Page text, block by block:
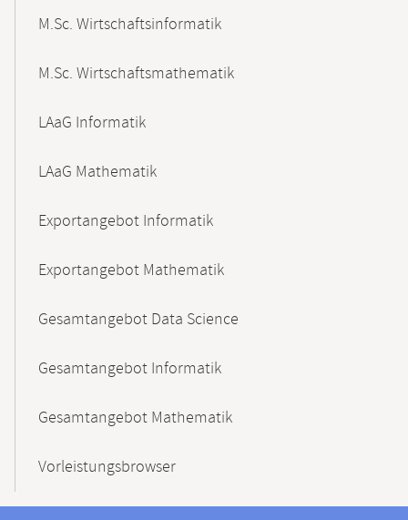
M.Sc. Wirtschaftsinformatik
M.Sc. Wirtschaftsmathematik
LAaG Informatik
LAaG Mathematik
Exportangebot Informatik
Exportangebot Mathematik
Gesamtangebot Data Science
Gesamtangebot Informatik
Gesamtangebot Mathematik
Vorleistungsbrowser